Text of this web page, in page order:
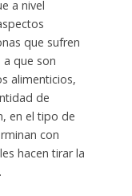
a nivel
que sufren
que son
alimenticios,
de
en el tipo de
con
hacen tirar la